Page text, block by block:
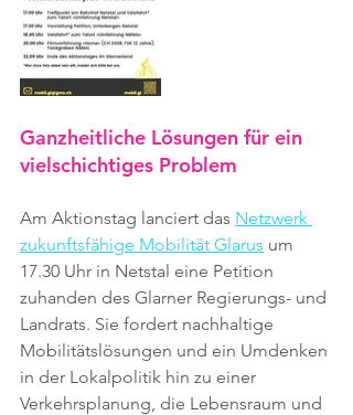
Ganzheitliche Lösungen für ein
vielschichtiges Problem
Am Aktionstag lanciert das Netzwerk
zukunftsfähige Mobilität Glarus um
17.30 Uhr in Netstal eine Petition
zuhanden des Glarner Regierungs- und
Landrats. Sie fordert nachhaltige
Mobilitätslösungen und ein Umdenken
in der Lokalpolitik hin zu einer
Verkehrsplanung, die Lebensraum und